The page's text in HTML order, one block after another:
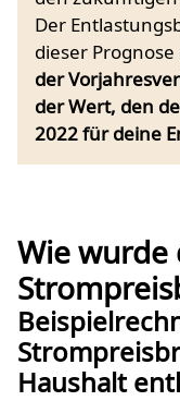
Der
dieser
der
der Wert, den
2022 für deine
Wie wurde
Haushalt